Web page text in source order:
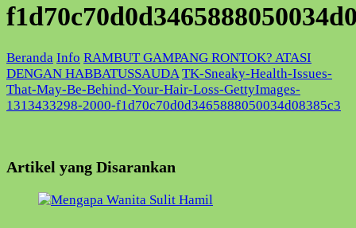
Beranda Info RAMBUT GAMPANG RONTOK? ATASI
DENGAN HABBATUSSAUDA TK-Sneaky-Health-Issues-
That-May-Be-Behind-Your-Hair-Loss-GettyImages-
1313433298-2000-f1d70c70d0d3465888050034d08385c3
Artikel yang Disarankan